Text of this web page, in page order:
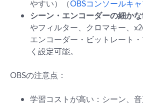
やすい）（OBSコンソールキ
シーン・エンコーダーの細かな
やフィルター、クロマキー、
エンコーダー・ビットレート
く設定可能。
OBSの注意点：
学習コストが高い：シーン、